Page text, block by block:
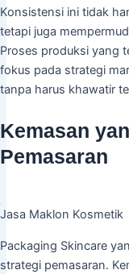
Konsistensi ini tidak
tetapi juga
Proses produksi yang
fokus pada strategi
tanpa harus khawatir
Kemasan
Pemasaran
Jasa Maklon Kosmetik
Packaging Skincare
strategi pemasaran.